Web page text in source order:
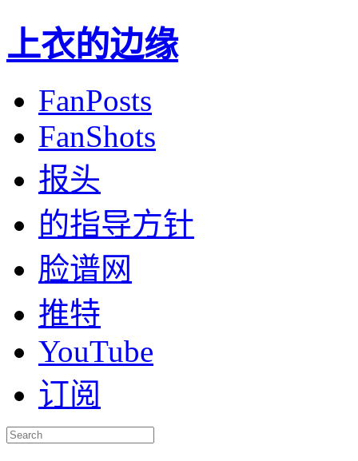
上衣的边缘
FanPosts
FanShots
报头
的指导方针
脸谱网
推特
YouTube
订阅